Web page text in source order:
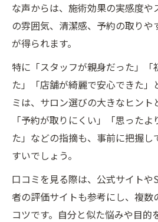
な声からは、施術効果の実感度や
の雰囲気、清潔感、予約の取りや
が得られます。
特に「スタッフが親身だった」「
た」「店舗が綺麗で安心できた」
ミは、サロン選びの大きなヒント
「予約が取りにくい」「思った
た」などの指摘も、事前に把握し
すいでしょう。
口コミを見る際は、公式サイトや
者の評価サイトも参考にし、複数
コツです。自分と似た悩みや目的